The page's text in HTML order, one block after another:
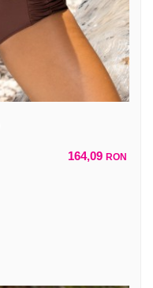
164,09 RON